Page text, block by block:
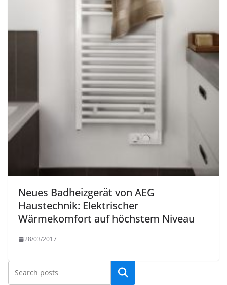
Neues Badheizgerät von AEG
Haustechnik: Elektrischer
Wärmekomfort auf höchstem Niveau
28/03/2017